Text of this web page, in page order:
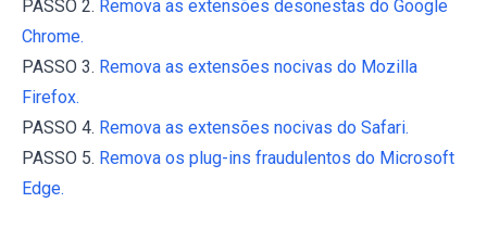
PASSO 2. Remova as extensões desonestas do Google
Chrome.
PASSO 3. Remova as extensões nocivas do Mozilla
Firefox.
PASSO 4. Remova as extensões nocivas do Safari.
PASSO 5. Remova os plug-ins fraudulentos do Microsoft
Edge.